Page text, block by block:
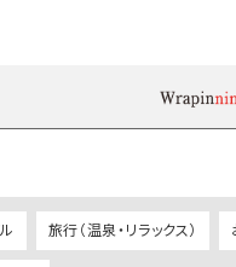
ロング
その他
ワンピース・チュニック
サロペット・オーバーオール
Our.（アワー
day
08mab(ゼ
1%（イチ パ
旅行（温泉・リラックス）